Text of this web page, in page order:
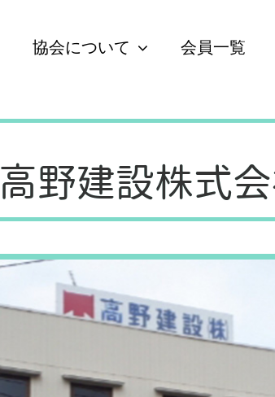
協会について 会員一覧
高野建設株式